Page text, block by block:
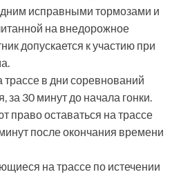
исправными тормозами и
на внедорожное
допускается к участию при
трассе в дни соревнований
за 30 минут до начала гонки.
право оставаться на трассе
после окончания времени
на трассе по истечении